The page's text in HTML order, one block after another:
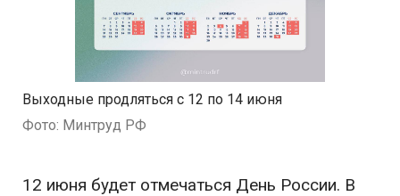
Выходные продляться с 12 по 14 июня
Фото: Минтруд РФ
12 июня будет отмечаться День России. В